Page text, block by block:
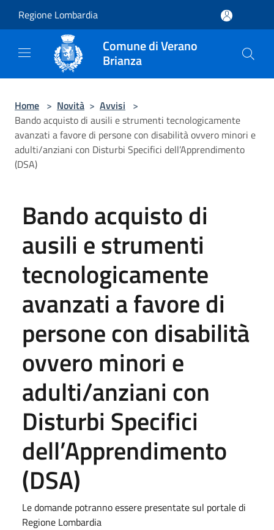
Regione Lombardia
Comune di Verano
Brianza
Home > Novità > Avvisi >
Bando acquisto di ausili e strumenti tecnologicamente
avanzati a favore di persone con disabilità ovvero minori e
adulti/anziani con Disturbi Specifici dell’Apprendimento
(DSA)
Bando acquisto di
ausili e strumenti
tecnologicamente
avanzati a favore di
persone con disabilità
ovvero minori e
adulti/anziani con
Disturbi Specifici
dell’Apprendimento
(DSA)
Le domande potranno essere presentate sul portale di
Regione Lombardia